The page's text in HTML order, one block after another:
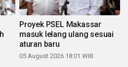
Proyek PSEL Makassar
masuk lelang ulang sesuai
aturan baru
05 August 2026 18:01 WIB